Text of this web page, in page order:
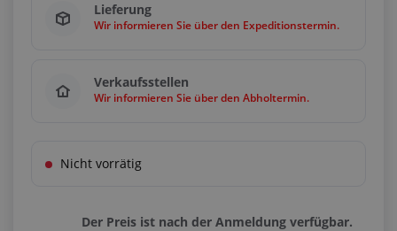
1,00 Stk
Vielfache1,00 Stk
Lieferung
Wir informieren Sie über den Expeditionstermin.
Verkaufsstellen
Wir informieren Sie über den Abholtermin.
Nicht vorrätig
Der Preis ist nach der Anmeldung verfügbar.